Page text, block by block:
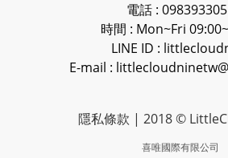
電話 :
時間 : Mon~Fri
LINE ID :
E-mail :
隱私條款 | 2018 ©
喜唯國際有限公司